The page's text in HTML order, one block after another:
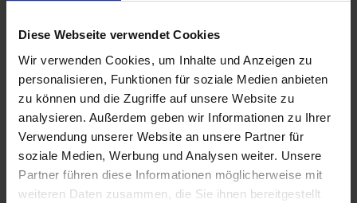
Diese Webseite verwendet Cookies
Wir verwenden Cookies, um Inhalte und Anzeigen zu
personalisieren, Funktionen für soziale Medien anbieten
zu können und die Zugriffe auf unsere Website zu
analysieren. Außerdem geben wir Informationen zu Ihrer
Verwendung unserer Website an unsere Partner für
soziale Medien, Werbung und Analysen weiter. Unsere
Partner führen diese Informationen möglicherweise mit
weiteren Daten zusammen, die Sie ihnen bereitgestellt